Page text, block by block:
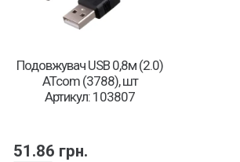
Подовжувач USB 0,8м (2.0)
ATcom (3788), шт
Артикул: 103807
51.86 грн.